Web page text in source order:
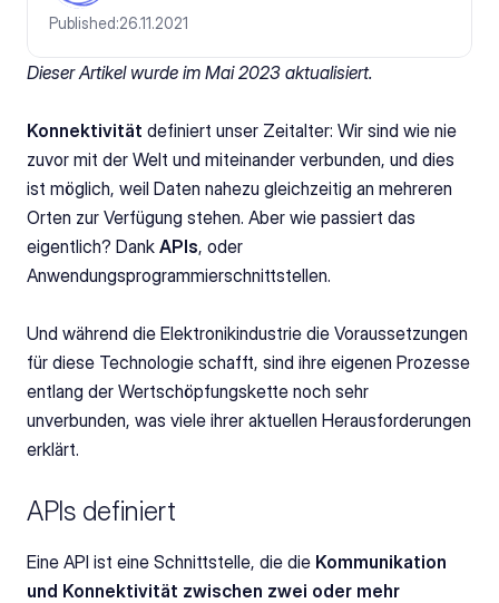
Published:26.11.2021
Dieser Artikel wurde im Mai 2023 aktualisiert.
Konnektivität definiert unser Zeitalter: Wir sind wie nie
zuvor mit der Welt und miteinander verbunden, und dies
ist möglich, weil Daten nahezu gleichzeitig an mehreren
Orten zur Verfügung stehen. Aber wie passiert das
eigentlich? Dank APIs, oder
Anwendungsprogrammierschnittstellen.
Und während die Elektronikindustrie die Voraussetzungen
für diese Technologie schafft, sind ihre eigenen Prozesse
entlang der Wertschöpfungskette noch sehr
unverbunden, was viele ihrer aktuellen Herausforderungen
erklärt.
APIs definiert
Eine API ist eine Schnittstelle, die die Kommunikation
und Konnektivität zwischen zwei oder mehr